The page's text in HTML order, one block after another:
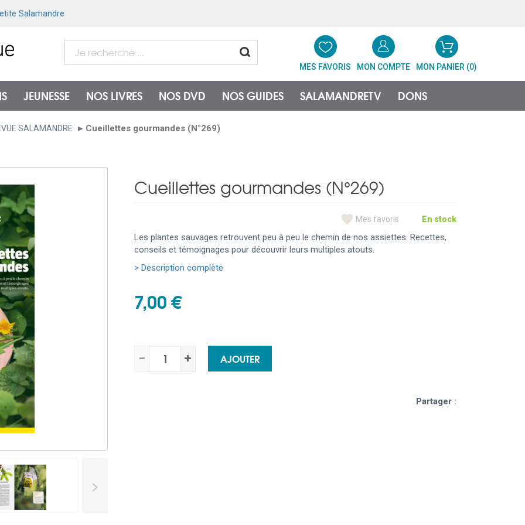
Salamandre
MES FAVORIS MON COMPTE MON PANIER (0)
JEUNESSE NOS LIVRES NOS DVD NOS GUIDES SALAMANDRETV DONS
SALAMANDRE Cueillettes gourmandes (N°269)
>
Cueillettes gourmandes (N°269)
Mes favoris En stock
Les plantes sauvages retrouvent peu à peu le chemin de nos assiettes. Recettes,
conseils et témoignages pour découvrir leurs multiples atouts.
> Description complète
7,00 €
AJOUTER
Partager :